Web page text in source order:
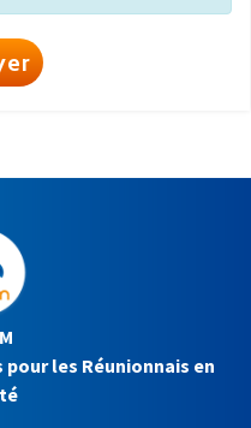
les Réunionnais en